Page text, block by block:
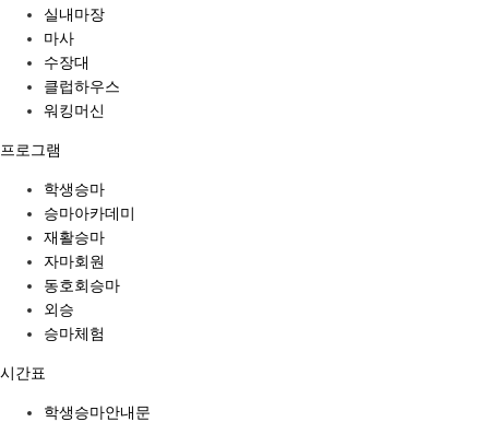
실내마장
마사
수장대
클럽하우스
워킹머신
프로그램
학생승마
승마아카데미
재활승마
자마회원
동호회승마
외승
승마체험
시간표
학생승마안내문